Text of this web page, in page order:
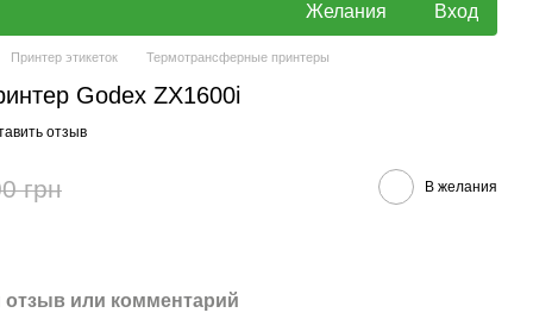
Желания Вход
Принтер этикеток Термотрансферные принтеры
Godex ZX1600i
отзыв
грн В желания
или комментарий